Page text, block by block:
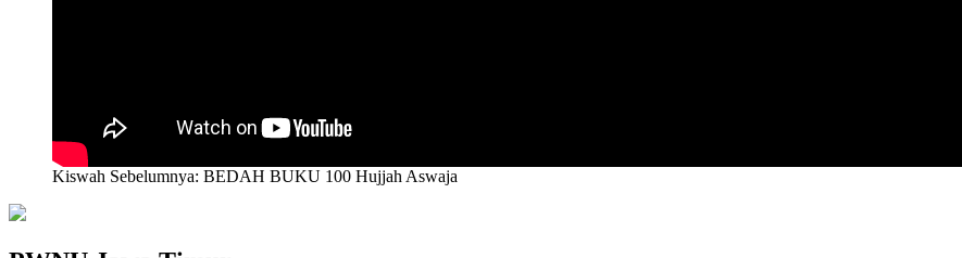
Kiswah Sebelumnya: BEDAH BUKU 100 Hujjah Aswaja